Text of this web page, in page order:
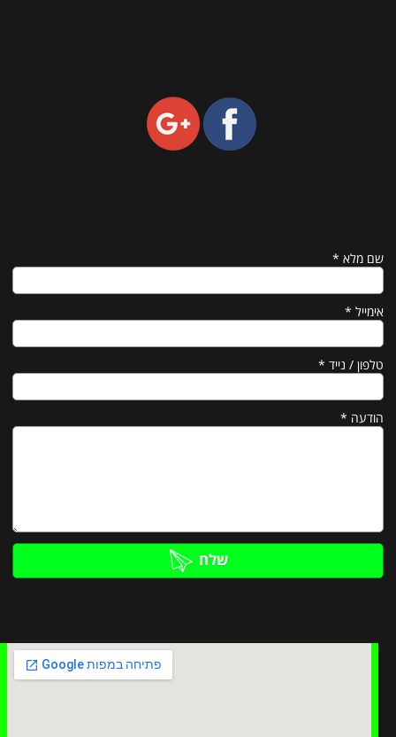
שם מלא *
אימייל *
טלפון / נייד *
הודעה *
שלח